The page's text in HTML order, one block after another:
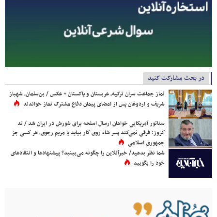
در بحث مشارکت کنید
نماز جماعت سران ترکیه، عربستان و پاکستان + عکس / بن‌سلمان، شهباز
شریف و اردوغان پس از امضای پیمان دفاع مشترک نماز خواندند
سناتور آمریکایی خواهان ارسال اسلحه برای شورش در ایران شد / تد
کروز: فرقی نمی‌کند پسر شاه روی کار بیاید یا مریم رجوی، هر کسی جز
جمهوری اسلامی
شما نظر بدهید/ خبرآنلاین را چگونه می‌بینید؟ پیشنهادها و انتقادهای
خود را بگویید